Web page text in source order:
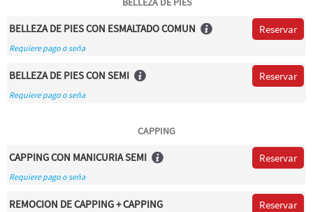
BELLEZA DE PIES CON ESMALTADO COMUN Reservar
Requiere pago o seña
BELLEZA DE PIES CON SEMI Reservar
Requiere pago o seña
CAPPING
CAPPING CON MANICURIA SEMI Reservar
Requiere pago o seña
REMOCION DE CAPPING + CAPPING Reservar